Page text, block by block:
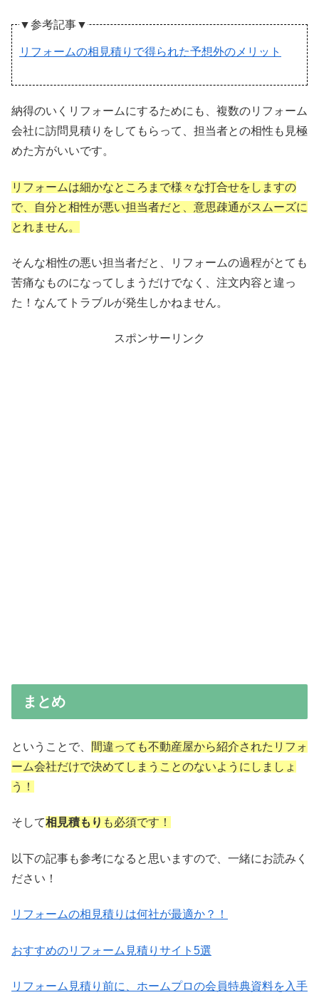
▼参考記事▼
リフォームの相見積りで得られた予想外のメリット
納得のいくリフォームにするためにも、複数のリフォーム
会社に訪問見積りをしてもらって、担当者との相性も見極
めた方がいいです。
リフォームは細かなところまで様々な打合せをしますの
で、自分と相性が悪い担当者だと、意思疎通がスムーズに
とれません。
そんな相性の悪い担当者だと、リフォームの過程がとても
苦痛なものになってしまうだけでなく、注文内容と違っ
た！なんてトラブルが発生しかねません。
スポンサーリンク
まとめ
ということで、
間違っても不動産屋から紹介されたリフォ
ーム会社だけで決めてしまうことのないようにしましょ
う！
そして相見積もり も必須です！
以下の記事も参考になると思いますので、一緒にお読みく
ださい！
リフォームの相見積りは何社が最適か？！
おすすめのリフォーム見積りサイト5選
リフォーム見積り前に、ホームプロの会員特典資料を入手